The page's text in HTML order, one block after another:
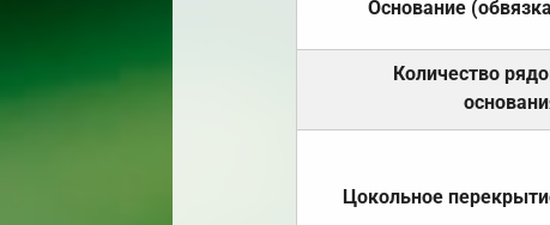
Основание
Количество
Цокольное